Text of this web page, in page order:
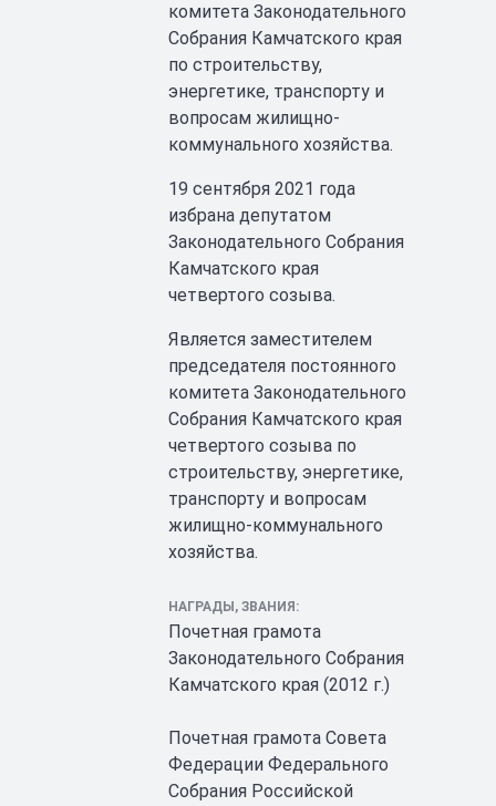
комитета Законодательного
Собрания Камчатского края
по строительству,
энергетике, транспорту и
вопросам жилищно-
коммунального хозяйства.
19 сентября 2021 года
избрана депутатом
Законодательного Собрания
Камчатского края
четвертого созыва.
Является заместителем
председателя постоянного
комитета Законодательного
Собрания Камчатского края
четвертого созыва по
строительству, энергетике,
транспорту и вопросам
жилищно-коммунального
хозяйства.
НАГРАДЫ, ЗВАНИЯ:
Почетная грамота
Законодательного Собрания
Камчатского края (2012 г.)
Почетная грамота Совета
Федерации Федерального
Собрания Российской